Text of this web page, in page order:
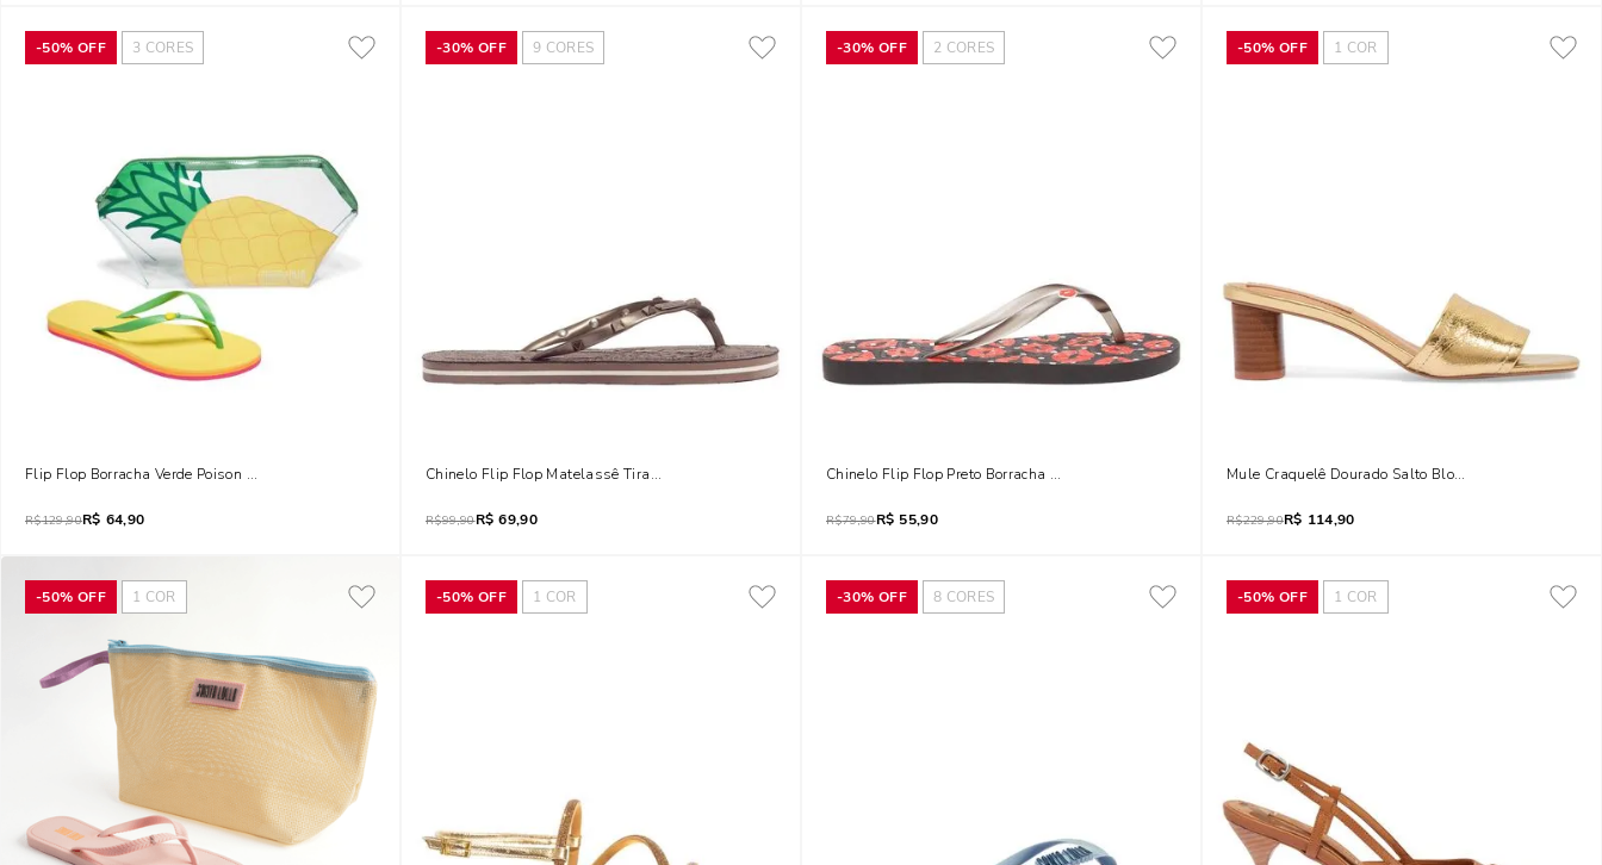
-50% OFF 3 CORES
Flip Flop Borracha Verde Poison Com Necessaire
R$129,90R$ 64,90
-30% OFF 9 CORES
Chinelo Flip Flop Matelassê Tiras Spikes Prata Velho
R$99,90R$ 69,90
-30% OFF 2 CORES
Chinelo Flip Flop Preto Borracha Estampa Beijo
R$79,90R$ 55,90
-50% OFF 1 COR
Mule Craquelê Dourado Salto Bloco
R$229,90R$ 114,90
-50% OFF 1 COR -50% OFF 1 COR -30% OFF 8 CORES -50% OFF 1 COR